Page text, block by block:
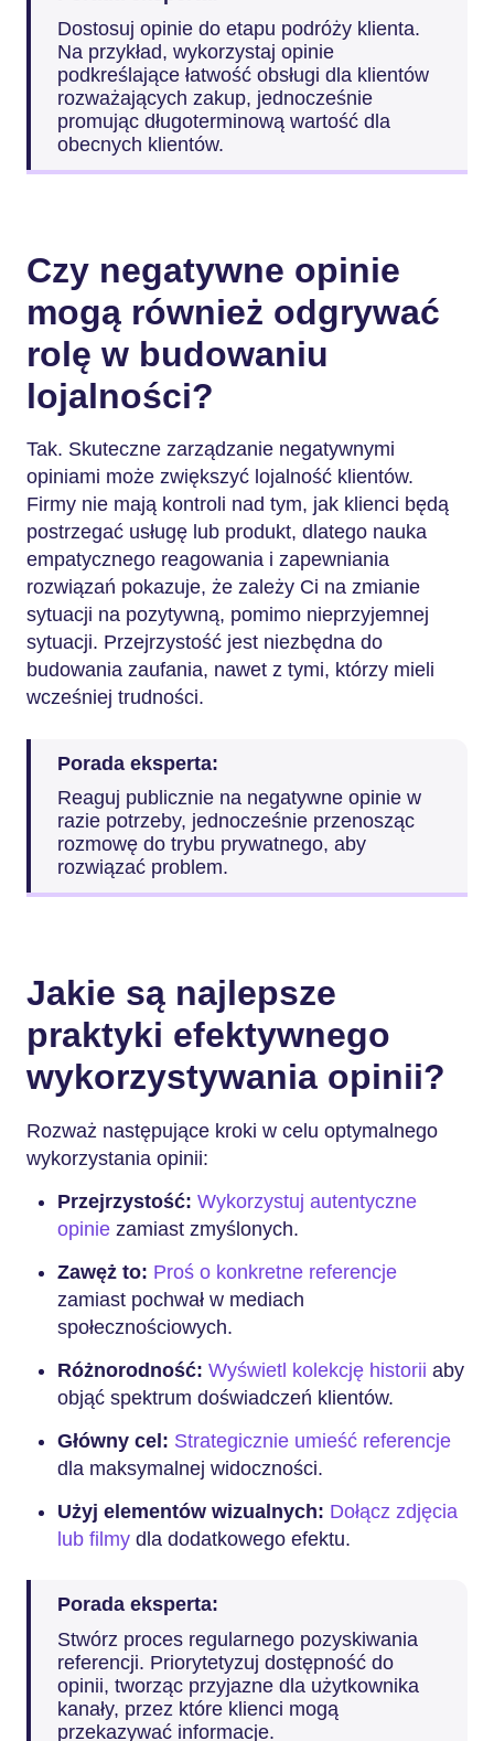
Dostosuj opinie do etapu podróży klienta.
Na przykład, wykorzystaj opinie
podkreślające łatwość obsługi dla klientów
rozważających zakup, jednocześnie
promując długoterminową wartość dla
obecnych klientów.
Czy negatywne opinie
mogą również odgrywać
rolę w budowaniu
lojalności?
Tak. Skuteczne zarządzanie negatywnymi
opiniami może zwiększyć lojalność klientów.
Firmy nie mają kontroli nad tym, jak klienci będą
postrzegać usługę lub produkt, dlatego nauka
empatycznego reagowania i zapewniania
rozwiązań pokazuje, że zależy Ci na zmianie
sytuacji na pozytywną, pomimo nieprzyjemnej
sytuacji. Przejrzystość jest niezbędna do
budowania zaufania, nawet z tymi, którzy mieli
wcześniej trudności.
Porada eksperta:
Reaguj publicznie na negatywne opinie w
razie potrzeby, jednocześnie przenosząc
rozmowę do trybu prywatnego, aby
rozwiązać problem.
Jakie są najlepsze
praktyki efektywnego
wykorzystywania opinii?
Rozważ następujące kroki w celu optymalnego
wykorzystania opinii:
Przejrzystość: Wykorzystuj autentyczne
opinie zamiast zmyślonych.
Zawęż to: Proś o konkretne referencje
zamiast pochwał w mediach
społecznościowych.
Różnorodność: Wyświetl kolekcję historii aby
objąć spektrum doświadczeń klientów.
Główny cel: Strategicznie umieść referencje
dla maksymalnej widoczności.
Użyj elementów wizualnych: Dołącz zdjęcia
lub filmy dla dodatkowego efektu.
Porada eksperta:
Stwórz proces regularnego pozyskiwania
referencji. Priorytetyzuj dostępność do
opinii, tworząc przyjazne dla użytkownika
kanały, przez które klienci mogą
przekazywać informacje.